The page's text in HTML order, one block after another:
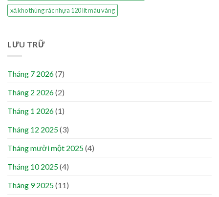
xả kho thùng rác nhựa 120 lít màu vàng
LƯU TRỮ
Tháng 7 2026(7)
Tháng 2 2026(2)
Tháng 1 2026(1)
Tháng 12 2025(3)
Tháng mười một 2025(4)
Tháng 10 2025(4)
Tháng 9 2025(11)